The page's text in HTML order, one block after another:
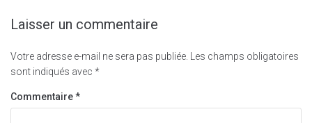
Laisser un commentaire
Votre adresse e-mail ne sera pas publiée.
Les champs obligatoires
sont indiqués avec *
Commentaire*